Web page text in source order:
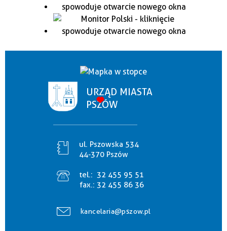
URZĄD MIASTA
PSZÓW
ul. Pszowska 534
44-370 Pszów
tel.: 32 455 95 51
fax.: 32 455 86 36
kancelaria@pszow.pl